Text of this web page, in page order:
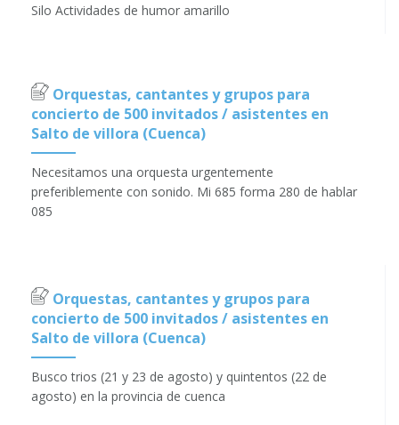
Silo Actividades de humor amarillo
Orquestas, cantantes y grupos para
concierto de 500 invitados / asistentes en
Salto de villora (Cuenca)
Necesitamos una orquesta urgentemente
preferiblemente con sonido. Mi 685 forma 280 de hablar
085
Orquestas, cantantes y grupos para
concierto de 500 invitados / asistentes en
Salto de villora (Cuenca)
Busco trios (21 y 23 de agosto) y quintentos (22 de
agosto) en la provincia de cuenca